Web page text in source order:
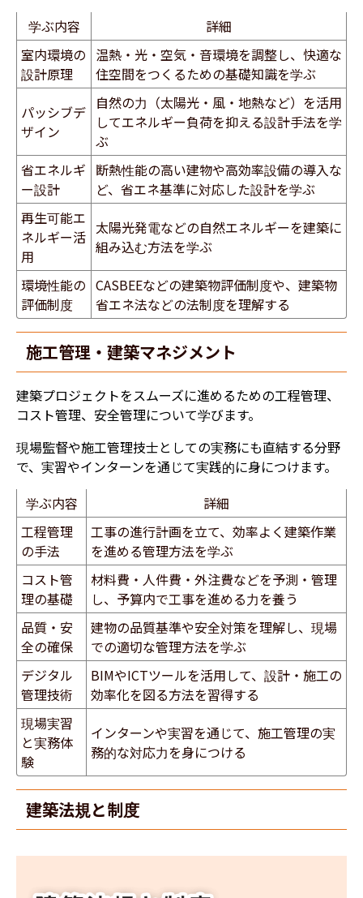
学ぶ内容
詳細
室内環境の
設計原理
温熱・光・空気・音環境を調整し、快適な
住空間をつくるための基礎知識を学ぶ
パッシブデ
ザイン
自然の力（太陽光・風・地熱など）を活用
してエネルギー負荷を抑える設計手法を学
ぶ
省エネルギ
ー設計
断熱性能の高い建物や高効率設備の導入な
ど、省エネ基準に対応した設計を学ぶ
再生可能エ
ネルギー活
用
太陽光発電などの自然エネルギーを建築に
組み込む方法を学ぶ
環境性能の
評価制度
CASBEEなどの建築物評価制度や、建築物
省エネ法などの法制度を理解する
施工管理・建築マネジメント
建築プロジェクトをスムーズに進めるための工程管理、
コスト管理、安全管理について学びます。
現場監督や施工管理技士としての実務にも直結する分野
で、実習やインターンを通じて実践的に身につけます。
学ぶ内容
詳細
工程管理
の手法
工事の進行計画を立て、効率よく建築作業
を進める管理方法を学ぶ
コスト管
理の基礎
材料費・人件費・外注費などを予測・管理
し、予算内で工事を進める力を養う
品質・安
全の確保
建物の品質基準や安全対策を理解し、現場
での適切な管理方法を学ぶ
デジタル
管理技術
BIMやICTツールを活用して、設計・施工の
効率化を図る方法を習得する
現場実習
と実務体
験
インターンや実習を通じて、施工管理の実
務的な対応力を身につける
建築法規と制度